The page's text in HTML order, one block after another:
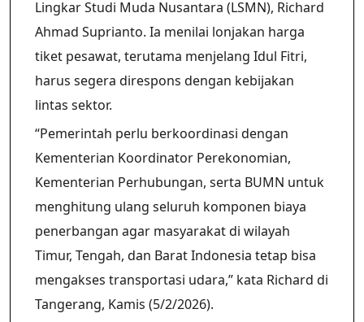
Lingkar Studi Muda Nusantara (LSMN), Richard
Ahmad Suprianto. Ia menilai lonjakan harga
tiket pesawat, terutama menjelang Idul Fitri,
harus segera direspons dengan kebijakan
lintas sektor.
“Pemerintah perlu berkoordinasi dengan
Kementerian Koordinator Perekonomian,
Kementerian Perhubungan, serta BUMN untuk
menghitung ulang seluruh komponen biaya
penerbangan agar masyarakat di wilayah
Timur, Tengah, dan Barat Indonesia tetap bisa
mengakses transportasi udara,” kata Richard di
Tangerang, Kamis (5/2/2026).